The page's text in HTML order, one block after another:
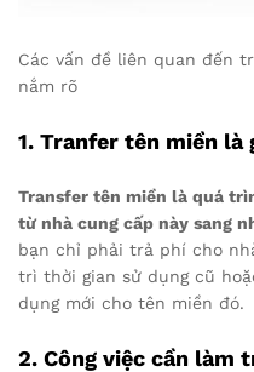
Các vấn đề liên quan đến
nắm rõ
1. Tranfer tên miền là
Transfer tên miền là quá
từ nhà cung cấp này sang
bạn chỉ phải trả phí cho
trì thời gian sử dụng cũ
dụng mới cho tên miền đó.
2. Công việc cần làm